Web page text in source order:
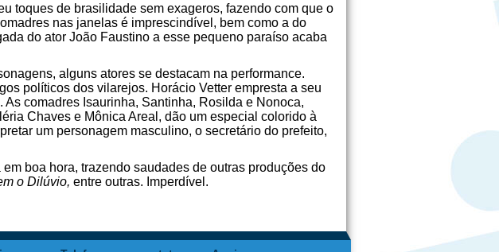
toques de brasilidade sem exageros, fazendo com que o
nas janelas é imprescindível, bem como a do
do ator João Faustino a esse pequeno paraíso acaba
alguns atores se destacam na performance.
políticos dos vilarejos. Horácio Vetter empresta a seu
comadres Isaurinha, Santinha, Rosilda e Nonoca,
Chaves e Mônica Areal, dão um especial colorido à
um personagem masculino, o secretário do prefeito,
boa hora, trazendo saudades de outras produções do
o Dilúvio, entre outras. Imperdível.